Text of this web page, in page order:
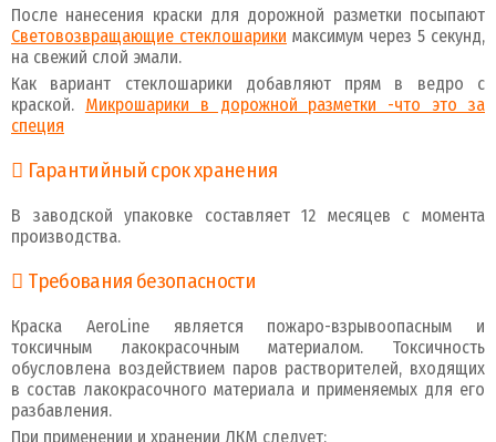
После нанесения краски для дорожной разметки посыпают
Световозвращающие стеклошарики максимум через 5 секунд,
на свежий слой эмали.
Как вариант стеклошарики добавляют прям в ведро с
краской. Микрошарики в дорожной разметки -что это за
специя
Гарантийный срок хранения
В заводской упаковке составляет 12 месяцев с момента
производства.
Требования безопасности
Краска AeroLine является пожаро-взрывоопасным и
токсичным лакокрасочным материалом. Токсичность
обусловлена воздействием паров растворителей, входящих
в состав лакокрасочного материала и применяемых для его
разбавления.
При применении и хранении ЛКМ следует: